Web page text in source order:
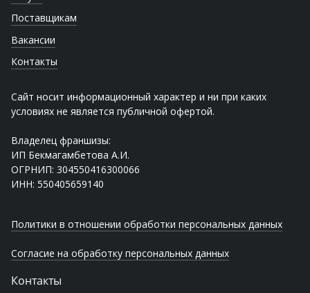
Поставщикам
Вакансии
Контакты
Сайт носит информационный характер и ни при каких
условиях не является публичной офертой.
Владелец франшизы:
ИП Бекмагамбетова А.И.
ОГРНИП: 304550416300066
ИНН: 550405659140
Политики в отношении обработки персональных данных
Согласие на обработку персональных данных
Контакты